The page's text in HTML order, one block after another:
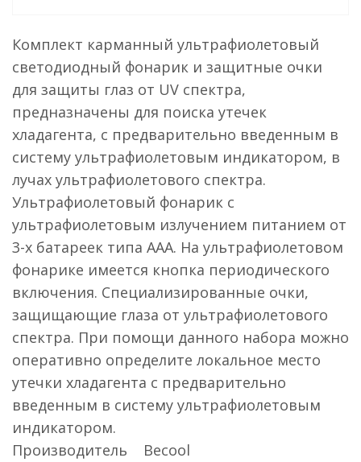
Комплект карманный ультрафиолетовый
светодиодный фонарик и защитные очки
для защиты глаз от UV спектра,
предназначены для поиска утечек
хладагента, с предварительно введенным в
систему ультрафиолетовым индикатором, в
лучах ультрафиолетового спектра.
Ультрафиолетовый фонарик с
ультрафиолетовым излучением питанием от
3-х батареек типа ААА. На ультрафиолетовом
фонарике имеется кнопка периодического
включения. Специализированные очки,
защищающие глаза от ультрафиолетового
спектра. При помощи данного набора можно
оперативно определите локальное место
утечки хладагента с предварительно
введенным в систему ультрафиолетовым
индикатором.
Производитель Becool